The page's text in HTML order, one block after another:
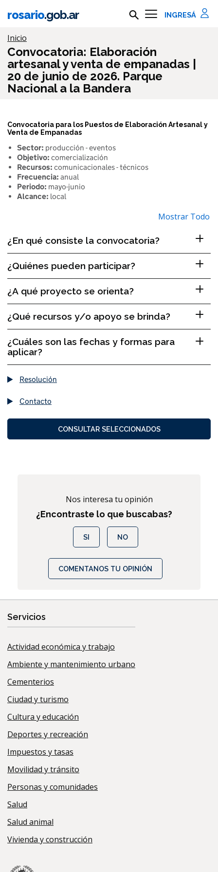
Ir al contenido principal
rosario.gob.ar Buscar en rosario.gob.ar
Información importante
Inicio
Convocatoria: Elaboración
artesanal y venta de empanadas |
20 de junio de 2026. Parque
Nacional a la Bandera
Convocatoria para los Puestos de Elaboración Artesanal y
Venta de Empanadas
Sector: producción - eventos
Objetivo: comercialización
Recursos: comunicacionales - técnicos
Frecuencia: anual
Periodo: mayo-junio
Alcance: local
Mostrar Todo
¿En qué consiste la convocatoria?
¿Quiénes pueden participar?
¿A qué proyecto se orienta?
¿Qué recursos y/o apoyo se brinda?
¿Cuáles son las fechas y formas para
aplicar?
Resolución
Contacto
CONSULTAR SELECCIONADOS
Nos interesa tu opinión
¿Encontraste lo que buscabas?
SI NO
COMENTANOS TU OPINIÓN
Servicios
Actividad económica y trabajo
Ambiente y mantenimiento urbano
Cementerios
Ciudad y turismo
Cultura y educación
Deportes y recreación
Impuestos y tasas
Movilidad y tránsito
Personas y comunidades
Salud
Salud animal
Vivienda y construcción